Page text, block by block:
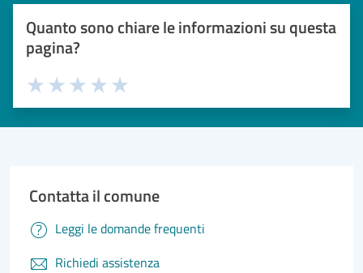
Quanto sono chiare le informazioni su questa
pagina?
Valuta 5 stelle su 5
Valuta 4 stelle su 5
Valuta 3 stelle su 5
Valuta 2 stelle su 5
Valuta 1 stelle su 5
Contatta il comune
Leggi le domande frequenti
Richiedi assistenza